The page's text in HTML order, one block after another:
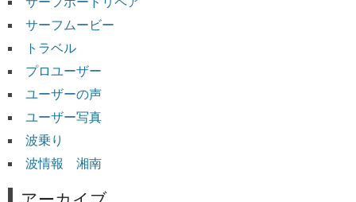
サーフムービー
トラベル
プロユーザー
ユーザーの声
ユーザー写真
波乗り
波情報 湘南